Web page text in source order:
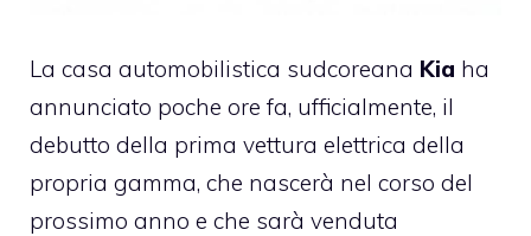
La casa automobilistica sudcoreana Kia ha
annunciato poche ore fa, ufficialmente, il
debutto della prima vettura elettrica della
propria gamma, che nascerà nel corso del
prossimo anno e che sarà venduta